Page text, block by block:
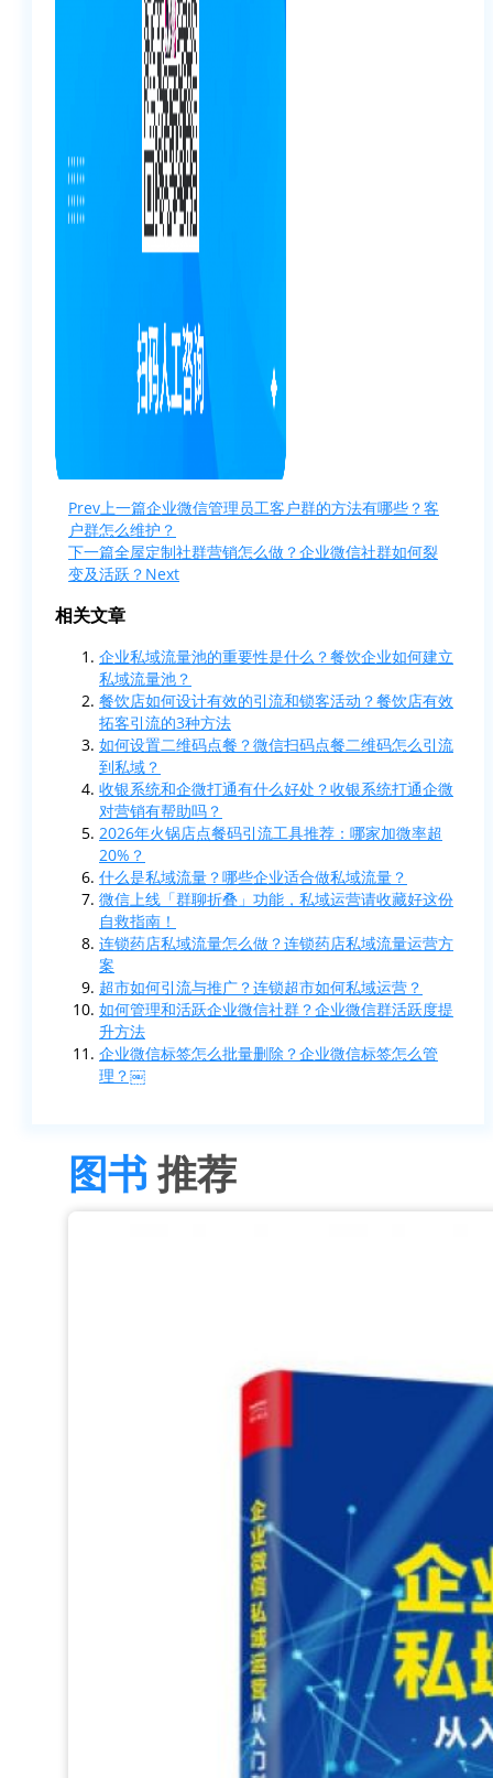
Prev 上一篇企业微信管理员工客户群的方法有哪些？客
户群怎么维护？
下一篇全屋定制社群营销怎么做？企业微信社群如何裂
变及活跃？ Next
相关文章
企业私域流量池的重要性是什么？餐饮企业如何建立
私域流量池？
餐饮店如何设计有效的引流和锁客活动？餐饮店有效
拓客引流的3种方法
如何设置二维码点餐？微信扫码点餐二维码怎么引流
到私域？
收银系统和企微打通有什么好处？收银系统打通企微
对营销有帮助吗？
2026年火锅店点餐码引流工具推荐：哪家加微率超
20%？
什么是私域流量？哪些企业适合做私域流量？
微信上线「群聊折叠」功能，私域运营请收藏好这份
自救指南！
连锁药店私域流量怎么做？连锁药店私域流量运营方
案
超市如何引流与推广？连锁超市如何私域运营？
如何管理和活跃企业微信社群？企业微信群活跃度提
升方法
企业微信标签怎么批量删除？企业微信标签怎么管
理？￼
图书推荐